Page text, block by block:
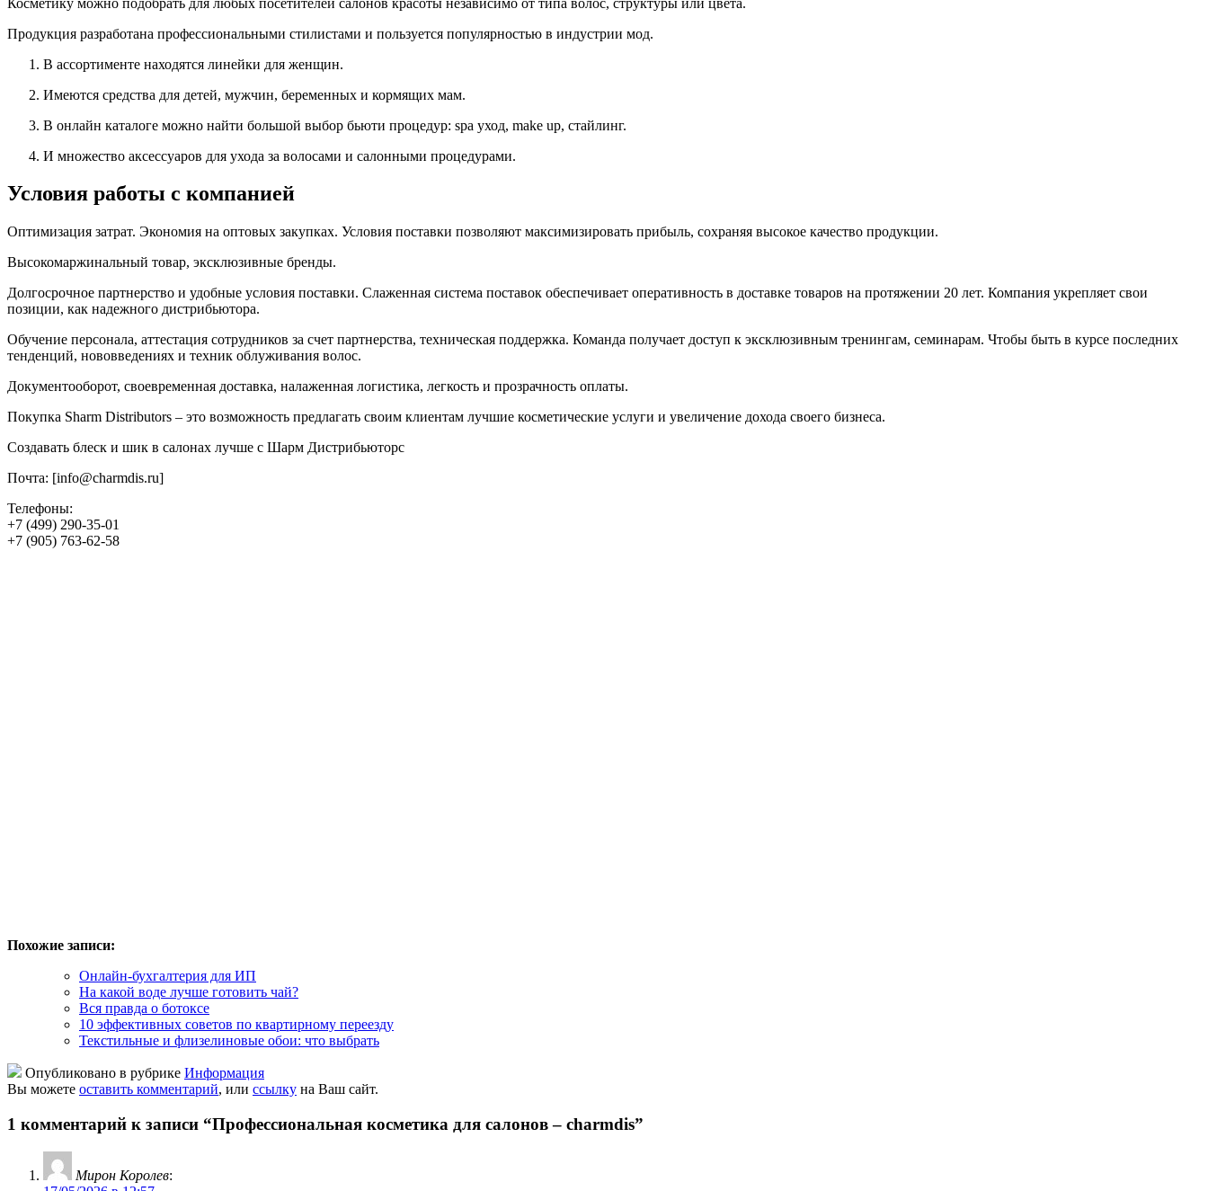
Продукция разработана профессиональными стилистами и пользуется популярностью в индустрии мод.
В ассортименте находятся линейки для женщин.
Имеются средства для детей, мужчин, беременных и кормящих мам.
В онлайн каталоге можно найти большой выбор бьюти процедур: spa уход, make up, стайлинг.
И множество аксессуаров для ухода за волосами и салонными процедурами.
Условия работы с компанией
Оптимизация затрат. Экономия на оптовых закупках. Условия поставки позволяют максимизировать прибыль, сохраняя высокое качество продукции.
Высокомаржинальный товар, эксклюзивные бренды.
Долгосрочное партнерство и удобные условия поставки. Слаженная система поставок обеспечивает оперативность в доставке товаров на протяжении 20 лет. Компания укрепляет свои
позиции, как надежного дистрибьютора.
Обучение персонала, аттестация сотрудников за счет партнерства, техническая поддержка. Команда получает доступ к эксклюзивным тренингам, семинарам. Чтобы быть в курсе последних
тенденций, нововведениях и техник облуживания волос.
Документооборот, своевременная доставка, налаженная логистика, легкость и прозрачность оплаты.
Покупка Sharm Distributors – это возможность предлагать своим клиентам лучшие косметические услуги и увеличение дохода своего бизнеса.
Создавать блеск и шик в салонах лучше с Шарм Дистрибьюторс
Почта: [info@charmdis.ru]
Телефоны:
+7 (499) 290-35-01
+7 (905) 763-62-58
Похожие записи:
Онлайн-бухгалтерия для ИП
На какой воде лучше готовить чай?
Вся правда о ботоксе
10 эффективных советов по квартирному переезду
Текстильные и флизелиновые обои: что выбрать
Опубликовано в рубрике Информация
Вы можете оставить комментарий, или ссылку на Ваш сайт.
1 комментарий к записи “Профессиональная косметика для салонов – charmdis”
Мирон Королев: